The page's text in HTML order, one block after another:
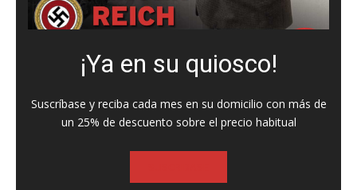
¡Ya en su quiosco!
Suscríbase y reciba cada mes en su domicilio con más de
un 25% de descuento sobre el precio habitual